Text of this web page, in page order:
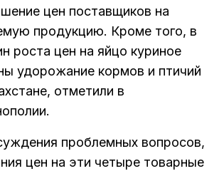
цен поставщиков на
продукцию. Кроме того, в
роста цен на яйцо куриное
удорожание кормов и птичий
отметили в
проблемных вопросов,
цен на эти четыре товарные